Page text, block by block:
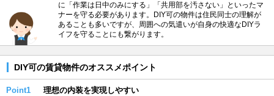
に「作業は日中のみにする」「共用部を汚さない」といったマ
ナーを守る必要があります。DIY可の物件は住民同士の理解が
あることも多いですが、周囲への気遣いが自身の快適なDIYラ
イフを守ることにも繋がります。
DIY可の賃貸物件のオススメポイント
Point1 理想の内装を実現しやすい